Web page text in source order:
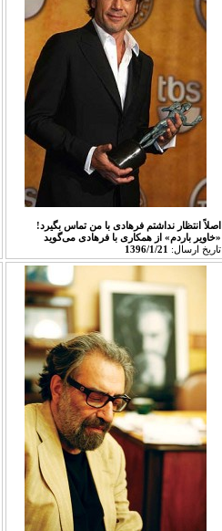
اصلاً انتظار نداشتم فرهادی با من تماس بگیرد!
«خاویر باردم» از همکاری با فرهادی می‌گوید
تاريخ ارسال: 1396/1/21